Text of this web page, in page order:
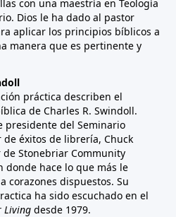
con una maestría en Teología
Dios le ha dado al pastor
aplicar los principios bíblicos a
manera que es pertinente y
práctica describen el
de Charles R. Swindoll.
del Seminario
de éxitos de librería, Chuck
Stonebriar Community
donde hace lo que más le
corazones dispuestos. Su
ha sido escuchado en el
Living desde 1979.